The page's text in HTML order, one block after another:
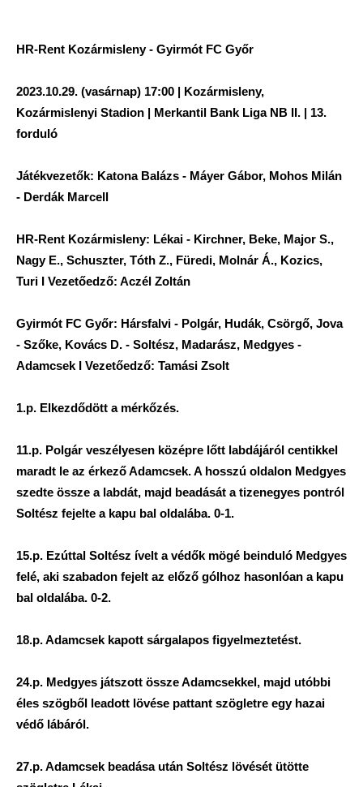
HR-Rent Kozármisleny - Gyirmót FC Győr
2023.10.29. (vasárnap) 17:00 | Kozármisleny,
Kozármislenyi Stadion | Merkantil Bank Liga NB II. | 13.
forduló
Játékvezetők: Katona Balázs - Máyer Gábor, Mohos Milán
- Derdák Marcell
HR-Rent Kozármisleny: Lékai - Kirchner, Beke, Major S.,
Nagy E., Schuszter, Tóth Z., Füredi, Molnár Á., Kozics,
Turi I Vezetőedző: Aczél Zoltán
Gyirmót FC Győr: Hársfalvi - Polgár, Hudák, Csörgő, Jova
- Szőke, Kovács D. - Soltész, Madarász, Medgyes -
Adamcsek I Vezetőedző: Tamási Zsolt
1.p. Elkezdődött a mérkőzés.
11.p. Polgár veszélyesen középre lőtt labdájáról centikkel
maradt le az érkező Adamcsek. A hosszú oldalon Medgyes
szedte össze a labdát, majd beadását a tizenegyes pontról
Soltész fejelte a kapu bal oldalába. 0-1.
15.p. Ezúttal Soltész ívelt a védők mögé beinduló Medgyes
felé, aki szabadon fejelt az előző gólhoz hasonlóan a kapu
bal oldalába. 0-2.
18.p. Adamcsek kapott sárgalapos figyelmeztetést.
24.p. Medgyes játszott össze Adamcsekkel, majd utóbbi
éles szögből leadott lövése pattant szögletre egy hazai
védő lábáról.
27.p. Adamcsek beadása után Soltész lövését ütötte